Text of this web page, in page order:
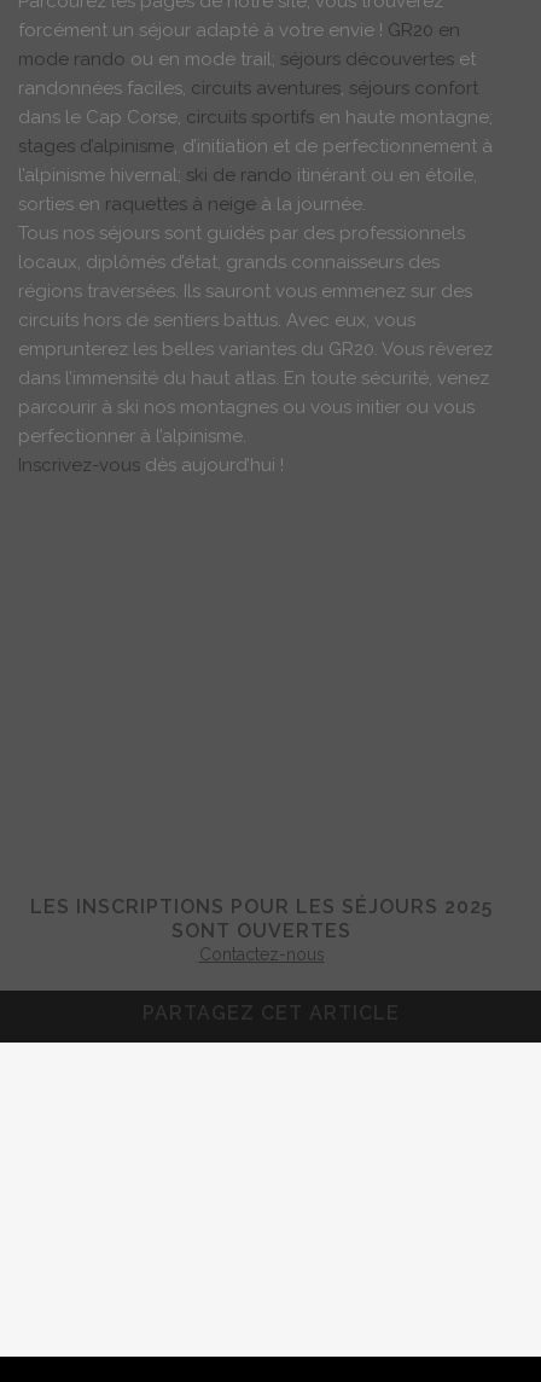
forcément un séjour adapté à votre envie ! GR20 en
mode rando ou en mode trail; séjours découvertes et
randonnées faciles, circuits aventures, séjours confort
dans le Cap Corse, circuits sportifs en haute montagne;
stages d’alpinisme, d’initiation et de perfectionnement à
l’alpinisme hivernal; ski de rando itinérant ou en étoile,
sorties en raquettes à neige à la journée.
Tous nos séjours sont guidés par des professionnels
locaux, diplômés d’état, grands connaisseurs des
régions traversées. Ils sauront vous emmenez sur des
circuits hors de sentiers battus. Avec eux, vous
emprunterez les belles variantes du GR20. Vous rêverez
dans l’immensité du haut atlas. En toute sécurité, venez
parcourir à ski nos montagnes ou vous initier ou vous
perfectionner à l’alpinisme.
Inscrivez-vous dès aujourd’hui !
LES INSCRIPTIONS POUR LES SÉJOURS 2025
SONT OUVERTES
Contactez-nous
PARTAGEZ CET ARTICLE